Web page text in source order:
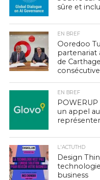
sûre et
EN BREF
Ooredoo
partenariat
de
consécutive
EN BREF
POWERUP
un appel
L'ACTUTHD
Design
business